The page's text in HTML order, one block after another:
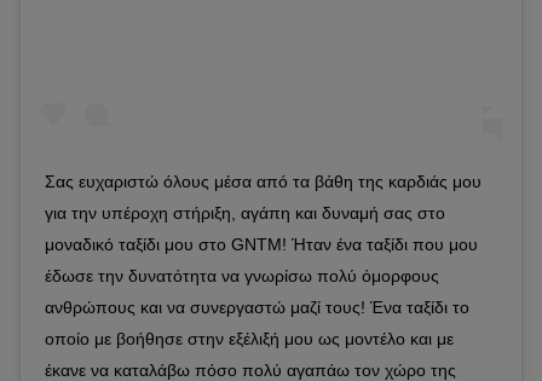
Σας ευχαριστώ όλους μέσα από τα βάθη της καρδιάς μου
για την υπέροχη στήριξη, αγάπη και δυναμή σας στο
μοναδικό ταξίδι μου στο GNTM! Ήταν ένα ταξίδι που μου
έδωσε την δυνατότητα να γνωρίσω πολύ όμορφους
ανθρώπους και να συνεργαστώ μαζί τους! Ένα ταξίδι το
οποίο με βοήθησε στην εξέλιξή μου ως μοντέλο και με
έκανε να καταλάβω πόσο πολύ αγαπάω τον χώρο της